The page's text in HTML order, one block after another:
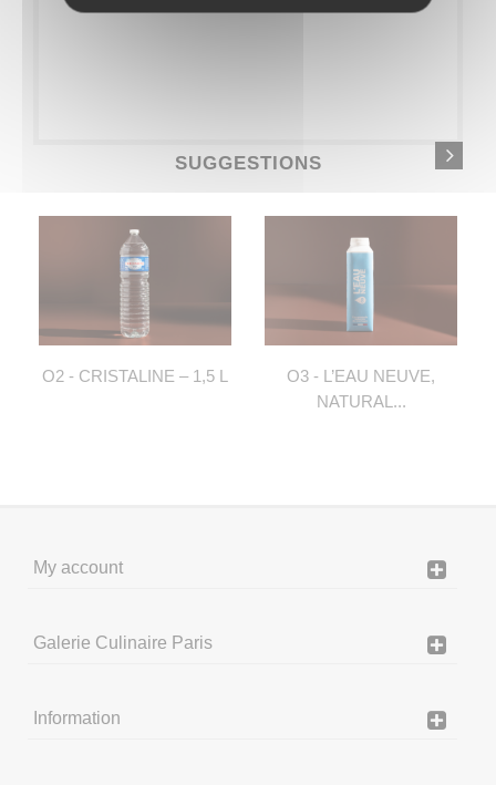
SUGGESTIONS
O2 - CRISTALINE – 1,5 L
O3 - L’EAU NEUVE,
NATURAL...
My account
Galerie Culinaire Paris
Information